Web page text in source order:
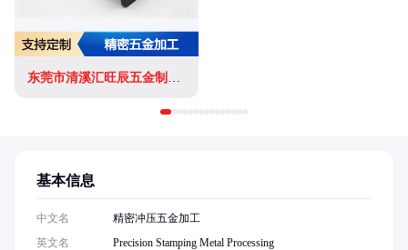
东莞市清溪汇旺辰五金制品厂(个体工商户)
基本信息
中文名
精密冲压五金加工
英文名
Precision Stamping Metal Processing